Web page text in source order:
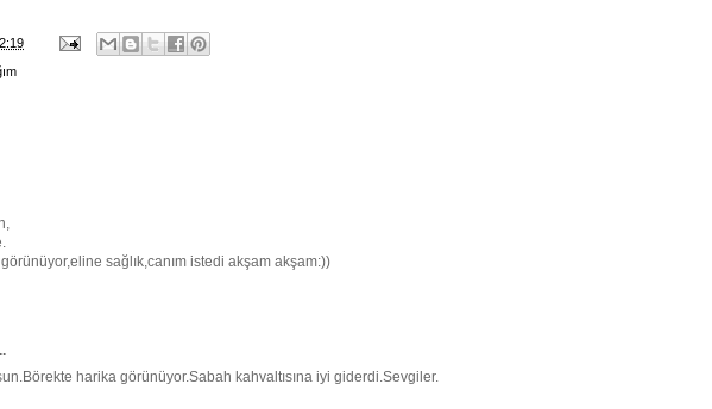
sağlık,canım istedi akşam akşam:))
harika görünüyor.Sabah kahvaltısına iyi giderdi.Sevgiler.